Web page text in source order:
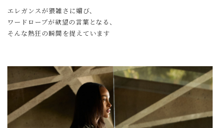
エレガンスが猥雑さに媚び、
ワードローブが欲望の言葉となる、
そんな熱狂の瞬間を捉えています